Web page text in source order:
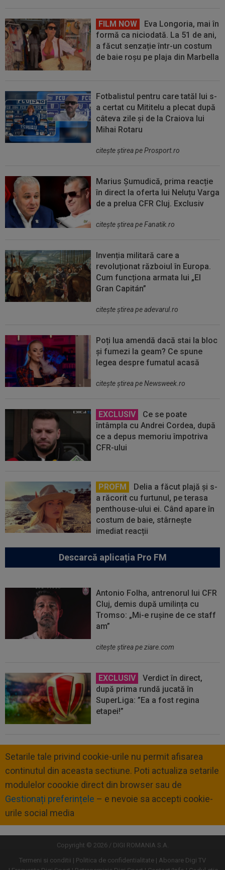
FILM NOW
Eva Longoria, mai în
formă ca niciodată. La 51 de ani,
a făcut senzație într-un costum
de baie roșu pe plaja din Marbella
Fotbalistul pentru care tatăl lui s-
a certat cu Mititelu a plecat după
câteva zile și de la Craiova lui
Mihai Rotaru
citeşte ştirea pe Prosport.ro
Marius Șumudică, prima reacție
în direct la oferta lui Neluțu Varga
de a prelua CFR Cluj. Exclusiv
citeşte ştirea pe Fanatik.ro
Invenția militară care a
revoluționat războiul în Europa.
Cum funcționa armata lui „El
Gran Capitán”
citeşte ştirea pe adevarul.ro
Poți lua amendă dacă stai la bloc
și fumezi la geam? Ce spune
legea despre fumatul acasă
citeşte ştirea pe Newsweek.ro
EXCLUSIV
Ce se poate
întâmpla cu Andrei Cordea, după
ce a depus memoriu împotriva
CFR-ului
PROFM
Delia a făcut plajă și s-
a răcorit cu furtunul, pe terasa
penthouse-ului ei. Când apare în
costum de baie, stârnește
imediat reacții
Descarcă aplicația Pro FM
Antonio Folha, antrenorul lui CFR
Cluj, demis după umilința cu
Tromso: „Mi-e rușine de ce staff
am”
citeşte ştirea pe ziare.com
EXCLUSIV
Verdict în direct,
după prima rundă jucată în
SuperLiga: ”Ea a fost regina
etapei!”
Setarile tale privind cookie-urile nu permit afisarea
continutul din aceasta sectiune. Poti actualiza setarile
modulelor coookie direct din browser sau de
Gestionați preferințele – e nevoie sa accepti cookie-
urile social media
Copyright © 2026 / DIGI ROMANIA S.A.
Termeni si conditii
Politica de confidentialitate
Abonare Digi TV